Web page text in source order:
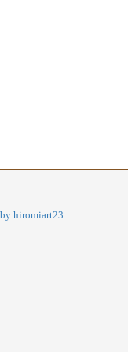
hiromiart23